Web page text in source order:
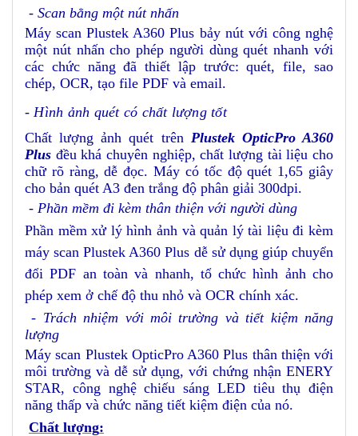
- Scan bằng một nút nhấn
Máy scan Plustek A360 Plus bảy nút với công nghệ
một nút nhấn cho phép người dùng quét nhanh với
các chức năng đã thiết lập trước: quét, file, sao
chép, OCR, tạo file PDF và email.
- Hình ảnh quét có chất lượng tốt
Chất lượng ảnh quét trên Plustek OpticPro A360
Plus đều khá chuyên nghiệp, chất lượng tài liệu cho
chữ rõ ràng, dễ đọc. Máy có tốc độ quét 1,65 giây
cho bản quét A3 đen trắng độ phân giải 300dpi.
- Phần mềm đi kèm thân thiện với người dùng
Phần mềm xử lý hình ảnh và quản lý tài liệu đi kèm
máy scan Plustek A360 Plus dễ sử dụng giúp chuyển
đổi PDF an toàn và nhanh, tổ chức hình ảnh cho
phép xem ở chế độ thu nhỏ và OCR chính xác.
- Trách nhiệm với môi trường và tiết kiệm năng
lượng
Máy scan Plustek OpticPro A360 Plus thân thiện với
môi trường và dễ sử dụng, với chứng nhận ENERY
STAR, công nghệ chiếu sáng LED tiêu thụ điện
năng thấp và chức năng tiết kiệm điện của nó.
Chất lượng: